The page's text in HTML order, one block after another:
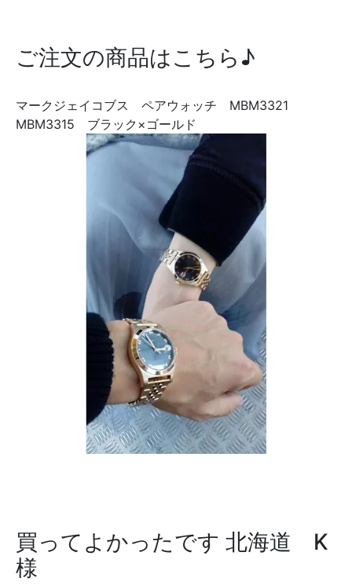
ご注文の商品はこちら♪
マークジェイコブス ペアウォッチ MBM3321
MBM3315 ブラック×ゴールド
買ってよかったです 北海道 K
様